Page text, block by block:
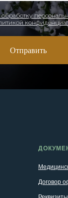
обработку
Отправить
Договор